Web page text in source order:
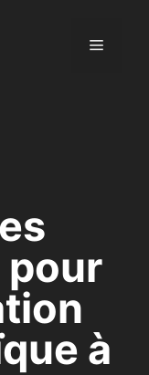
Menu
à